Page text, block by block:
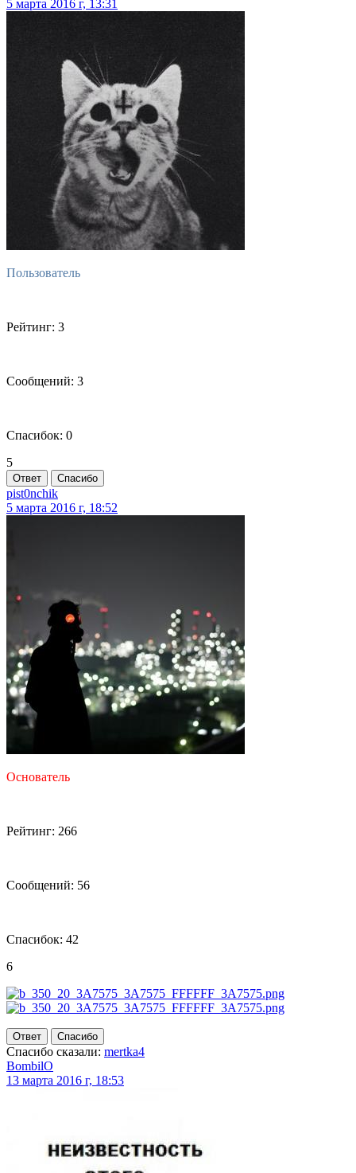
5 марта 2016 г, 13:31
Пользователь
Рейтинг: 3
Сообщений: 3
Спасибок: 0
5
Ответ Спасибо
pist0nchik
5 марта 2016 г, 18:52
Основатель
Рейтинг: 266
Сообщений: 56
Спасибок: 42
6
Ответ Спасибо
Спасибо сказали: mertka4
BombilO
13 марта 2016 г, 18:53